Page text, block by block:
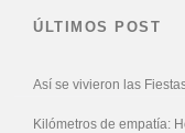
ÚLTIMOS POST
Así se vivieron las
Kilómetros de empatía: